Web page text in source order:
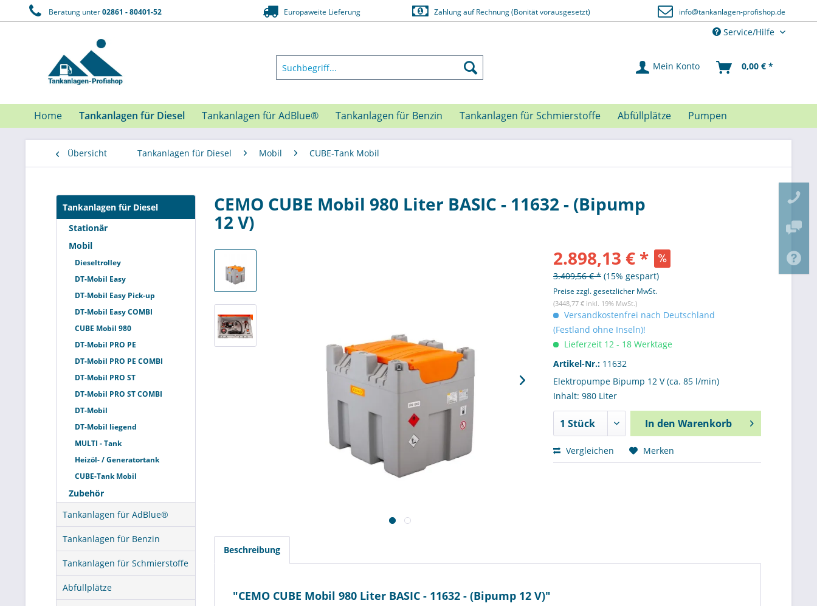
Beratung unter02861 - 80401-52 Europaweite Lieferung Zahlung auf Rechnung (Bonität vorausgesetzt) info@tankanlagen-profishop.de
Service/Hilfe
Mein Konto 0,00 € *
Home Tankanlagen für Diesel Tankanlagen für AdBlue® Tankanlagen für Benzin Tankanlagen für Schmierstoffe Abfüllplätze Pumpen
Übersicht Tankanlagen für Diesel Mobil CUBE-Tank Mobil
Tankanlagen für Diesel
Stationär
Mobil
Dieseltrolley
DT-Mobil Easy
DT-Mobil Easy Pick-up
DT-Mobil Easy COMBI
CUBE Mobil 980
DT-Mobil PRO PE
DT-Mobil PRO PE COMBI
DT-Mobil PRO ST
DT-Mobil PRO ST COMBI
DT-Mobil
DT-Mobil liegend
MULTI - Tank
Heizöl- / Generatortank
CUBE-Tank Mobil
Zubehör
Tankanlagen für AdBlue®
Tankanlagen für Benzin
Tankanlagen für Schmierstoffe
Abfüllplätze
CEMO CUBE Mobil 980 Liter BASIC - 11632 - (Bipump
12 V)
2.898,13 € *
3.409,56 € * (15% gespart)
Preise zzgl. gesetzlicher MwSt.
(3448,77 € inkl. 19% MwSt.)
Versandkostenfrei nach Deutschland
(Festland ohne Inseln)!
Lieferzeit 12 - 18 Werktage
Artikel-Nr.: 11632
Elektropumpe Bipump 12 V (ca. 85 l/min)
Inhalt: 980 Liter
In den Warenkorb
Vergleichen Merken
Beschreibung
"CEMO CUBE Mobil 980 Liter BASIC - 11632 - (Bipump 12 V)"